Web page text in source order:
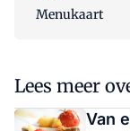
Menukaart
Lees meer
Van